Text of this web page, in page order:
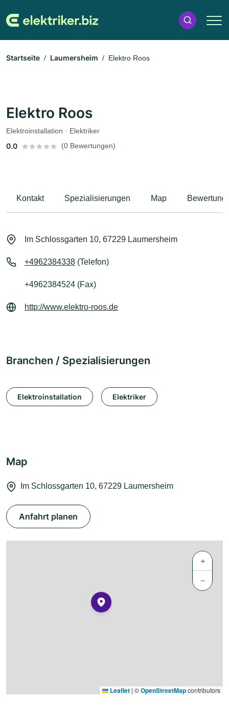
Startseite Laumersheim Elektro Roos
Elektro Roos
Elektroinstallation · Elektriker
0.0 (0 Bewertungen)
Kontakt Spezialisierungen Map
Im Schlossgarten 10, 67229 Laumersheim
+4962384338 (Telefon)
+4962384524 (Fax)
http://www.elektro-roos.de
Branchen / Spezialisierungen
Elektroinstallation Elektriker
Map
Im Schlossgarten 10, 67229 Laumersheim
Anfahrt planen
+
−
Leaflet | ©OpenStreetMapcontributors